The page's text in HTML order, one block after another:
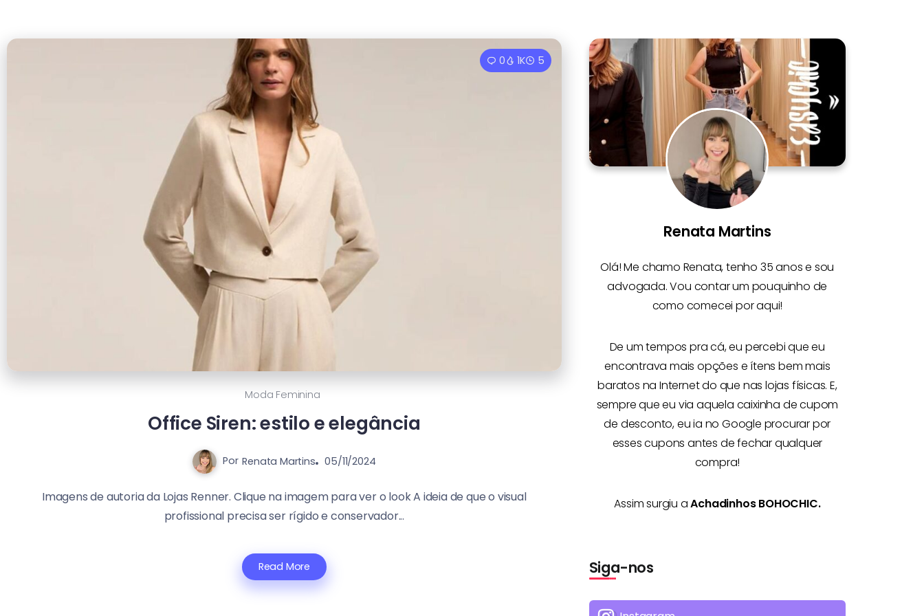
0 1K 5
Moda Feminina
Office Siren: estilo e elegância
Por Renata Martins 05/11/2024
Imagens de autoria da Lojas Renner. Clique na imagem para ver o look A ideia de que o visual
profissional precisa ser rígido e conservador...
Read More
Renata Martins
Olá! Me chamo Renata, tenho 35 anos e sou
advogada. Vou contar um pouquinho de
como comecei por aqui!
De um tempos pra cá, eu percebi que eu
encontrava mais opções eítens bem mais
baratos na Internetdo que nas lojas físicas. E,
sempre que eu via aquela caixinha de cupom
de desconto, eu ia no Google procurar por
esses cupons antes de fechar qualquer
compra!
Assim surgiu aAchadinhos BOHOCHIC.
Siga-nos